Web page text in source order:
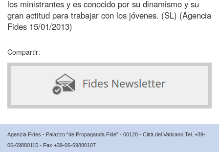
los ministrantes y es conocido por su dinamismo y su
gran actitud para trabajar con los jóvenes. (SL) (Agencia
Fides 15/01/2013)
Compartir:
Agenzia Fides - Palazzo “de Propaganda Fide” - 00120 - Città del Vaticano Tel. +39-
06-69880115 - Fax +39-06-69880107